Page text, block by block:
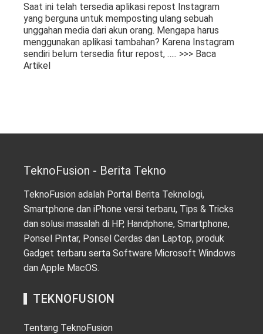
Saat ini telah tersedia aplikasi repost Instagram
yang berguna untuk memposting ulang sebuah
unggahan media dari akun orang. Mengapa harus
menggunakan aplikasi tambahan? Karena Instagram
sendiri belum tersedia fitur repost, ….. >>> Baca
Artikel
TeknoFusion - Berita Tekno
TeknoFusion adalah Portal Berita Teknologi,
Smartphone dan iPhone versi terbaru, Tips & Tricks
dan solusi masalah di HP, Handphone, Smartphone,
Ponsel Pintar, Ponsel Cerdas dan Laptop, produk
Gadget terbaru serta Software Microsoft Windows
dan Apple MacOS.
TEKNOFUSION
Tentang TeknoFusion